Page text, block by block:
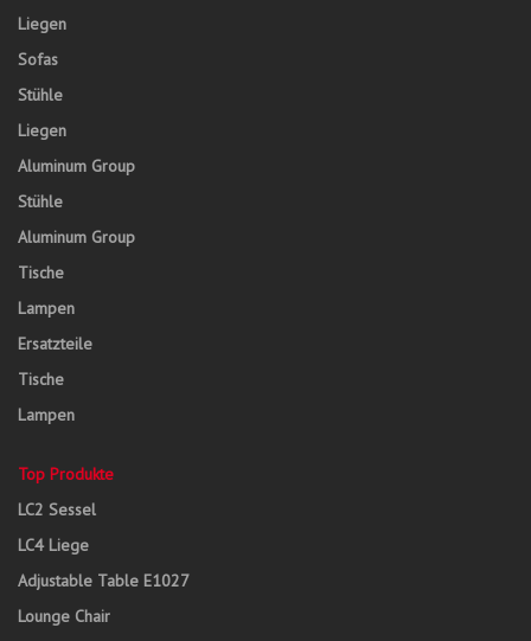
Liegen
Sofas
Stühle
Liegen
Aluminum Group
Stühle
Aluminum Group
Tische
Lampen
Ersatzteile
Tische
Lampen
Top Produkte
LC2 Sessel
LC4 Liege
Adjustable Table E1027
Lounge Chair